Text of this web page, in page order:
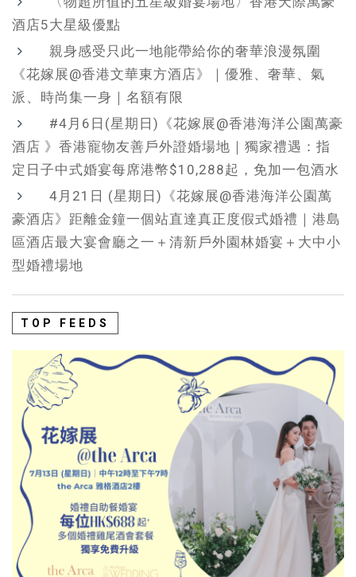
酒店5大星級優點
親身感受只此一地能帶給你的奢華浪漫氛圍
《花嫁展@香港文華東方酒店》｜優雅、奢華、氣
派、時尚集一身｜名額有限
#4月6日(星期日)《花嫁展@香港海洋公園萬豪
酒店 》香港寵物友善戶外證婚場地｜獨家禮遇：指
定日子中式婚宴每席港幣$10,288起，免加一包酒水
4月21日 (星期日)《花嫁展@香港海洋公園萬
豪酒店》距離金鐘一個站直達真正度假式婚禮｜港島
區酒店最大宴會廳之一＋清新戶外園林婚宴＋大中小
型婚禮場地
TOP FEEDS